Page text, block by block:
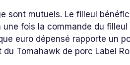
sont mutuels. Le filleul
fois la commande du
euro dépensé rapporte un
Tomahawk de porc Label